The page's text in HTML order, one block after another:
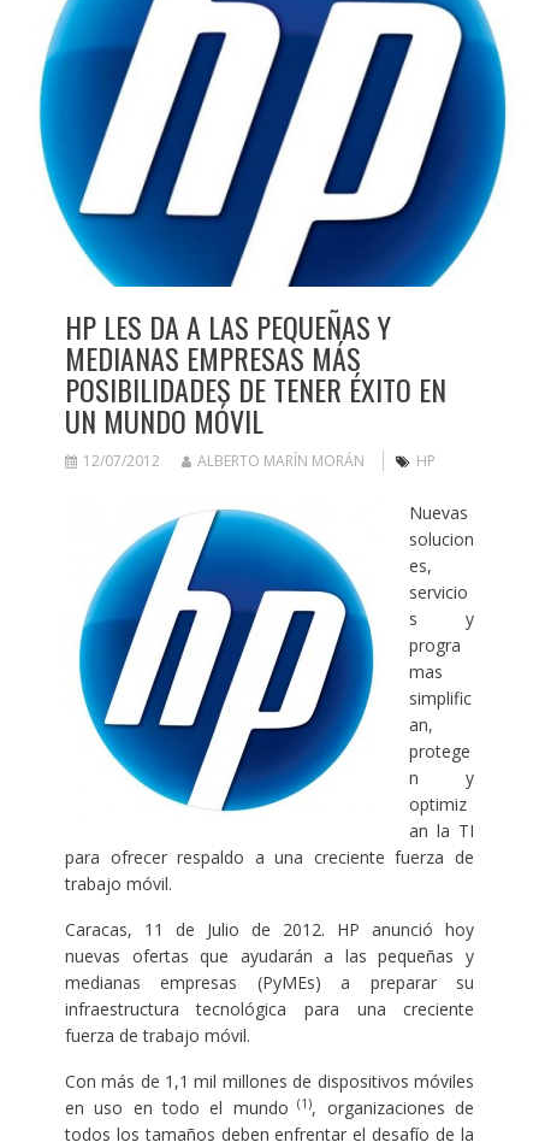
HP LES DA A LAS PEQUEÑAS Y
MEDIANAS EMPRESAS MÁS
POSIBILIDADES DE TENER ÉXITO EN
UN MUNDO MÓVIL
12/07/2012 ALBERTO MARÍN MORÁN HP
Nuevas
solucion
es,
servicio
s y
progra
mas
simplific
an,
protege
n y
optimiz
an la TI
para ofrecer respaldo a una creciente fuerza de
trabajo móvil.
Caracas, 11 de Julio de 2012. HP anunció hoy
nuevas ofertas que ayudarán a las pequeñas y
medianas empresas (PyMEs) a preparar su
infraestructura tecnológica para una creciente
fuerza de trabajo móvil.
Con más de 1,1 mil millones de dispositivos móviles
en uso en todo el mundo (1), organizaciones de
todos los tamaños deben enfrentar el desafío de la